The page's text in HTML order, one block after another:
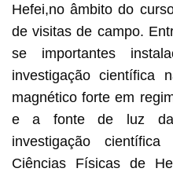
Hefei,no âmbito do
de visitas de campo.
se importantes
investigação científica
magnético forte em
e a fonte de luz da
investigação
Ciências Físicas de